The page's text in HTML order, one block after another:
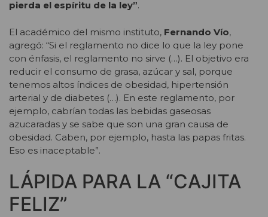
pierda el espíritu de la ley”.
El académico del mismo instituto, Fernando Vío,
agregó: “Si el reglamento no dice lo que la ley pone
con énfasis, el reglamento no sirve (…). El objetivo era
reducir el consumo de grasa, azúcar y sal, porque
tenemos altos índices de obesidad, hipertensión
arterial y de diabetes (…). En este reglamento, por
ejemplo, cabrían todas las bebidas gaseosas
azucaradas y se sabe que son una gran causa de
obesidad. Caben, por ejemplo, hasta las papas fritas.
Eso es inaceptable”.
LÁPIDA PARA LA “CAJITA
FELIZ”